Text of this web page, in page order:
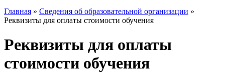
Главная » Сведения об образовательной организации »
Реквизиты для оплаты стоимости обучения
Реквизиты для оплаты
стоимости обучения